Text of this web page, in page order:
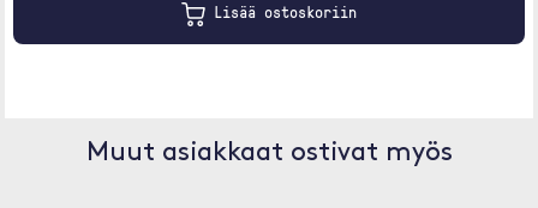
Lisää ostoskoriin
Muut asiakkaat ostivat myös